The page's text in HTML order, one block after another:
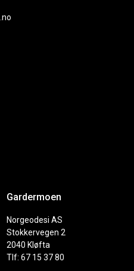
Gardermoen
Norgeodesi AS
Stokkervegen 2
2040 Kløfta
Tlf: 67 15 37 80